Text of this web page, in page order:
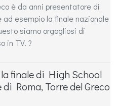
è da anni presentatore di
esempio la finale nazionale
siamo orgogliosi di
in TV. ?
finale di High School
Roma, Torre del Greco